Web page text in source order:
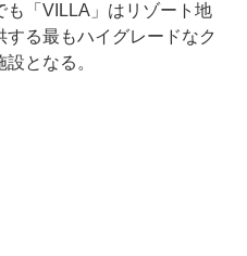
「VILLA」はリゾート地
る最もハイグレードなク
となる。